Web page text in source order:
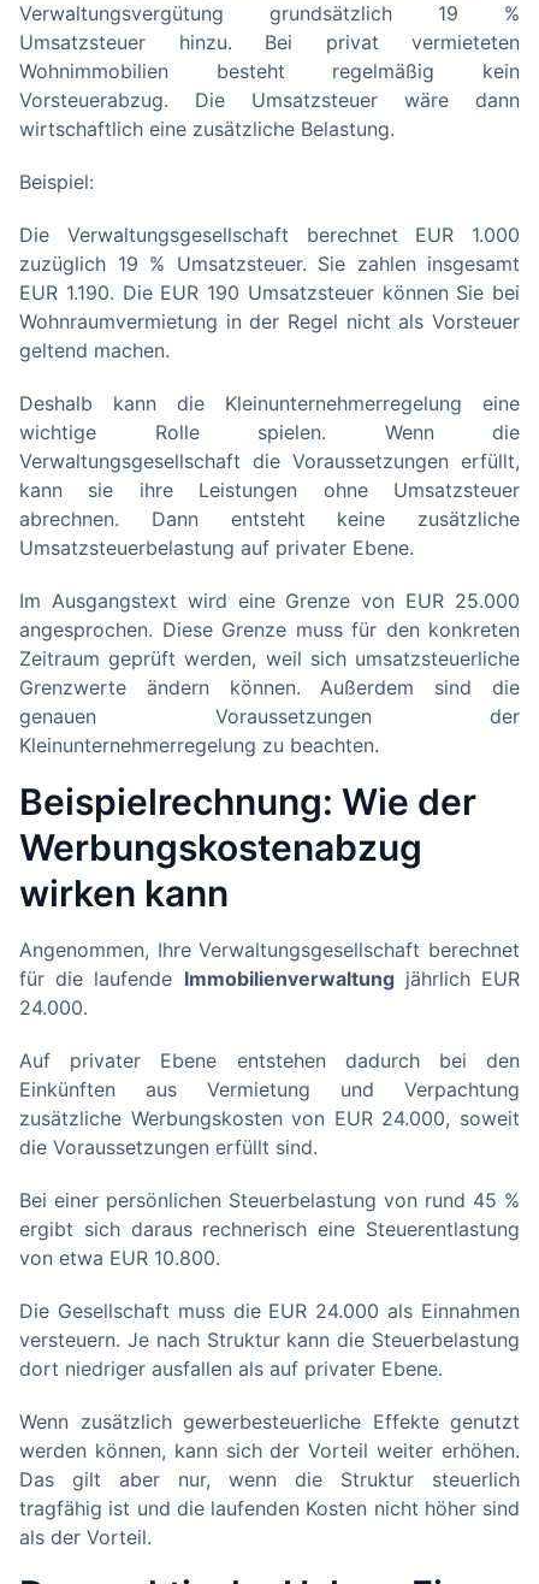
Verwaltungsvergütung grundsätzlich 19 %
Umsatzsteuer hinzu. Bei privat vermieteten
Wohnimmobilien besteht regelmäßig kein
Vorsteuerabzug. Die Umsatzsteuer wäre dann
wirtschaftlich eine zusätzliche Belastung.
Beispiel:
Die Verwaltungsgesellschaft berechnet EUR 1.000
zuzüglich 19 % Umsatzsteuer. Sie zahlen insgesamt
EUR 1.190. Die EUR 190 Umsatzsteuer können Sie bei
Wohnraumvermietung in der Regel nicht als Vorsteuer
geltend machen.
Deshalb kann die Kleinunternehmerregelung eine
wichtige Rolle spielen. Wenn die
Verwaltungsgesellschaft die Voraussetzungen erfüllt,
kann sie ihre Leistungen ohne Umsatzsteuer
abrechnen. Dann entsteht keine zusätzliche
Umsatzsteuerbelastung auf privater Ebene.
Im Ausgangstext wird eine Grenze von EUR 25.000
angesprochen. Diese Grenze muss für den konkreten
Zeitraum geprüft werden, weil sich umsatzsteuerliche
Grenzwerte ändern können. Außerdem sind die
genauen Voraussetzungen der
Kleinunternehmerregelung zu beachten.
Beispielrechnung: Wie der
Werbungskostenabzug
wirken kann
Angenommen, Ihre Verwaltungsgesellschaft berechnet
für die laufende Immobilienverwaltungjährlich EUR
24.000.
Auf privater Ebene entstehen dadurch bei den
Einkünften aus Vermietung und Verpachtung
zusätzliche Werbungskosten von EUR 24.000, soweit
die Voraussetzungen erfüllt sind.
Bei einer persönlichen Steuerbelastung von rund 45 %
ergibt sich daraus rechnerisch eine Steuerentlastung
von etwa EUR 10.800.
Die Gesellschaft muss die EUR 24.000 als Einnahmen
versteuern. Je nach Struktur kann die Steuerbelastung
dort niedriger ausfallen als auf privater Ebene.
Wenn zusätzlich gewerbesteuerliche Effekte genutzt
werden können, kann sich der Vorteil weiter erhöhen.
Das gilt aber nur, wenn die Struktur steuerlich
tragfähig ist und die laufenden Kosten nicht höher sind
als der Vorteil.